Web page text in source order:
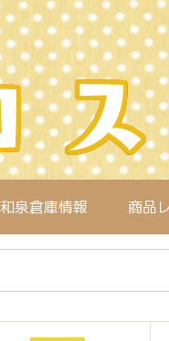
和泉倉庫情報 商品